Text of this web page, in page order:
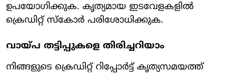
ഉപയോഗിക്കുക. കൃത്യമായ ഇടവേളകളില്‍
ക്രെഡിറ്റ് സ്‌കോര്‍ പരിശോധിക്കുക.
വായ്പ തട്ടിപ്പുകളെ തിരിച്ചറിയാം
നിങ്ങളുടെ ക്രെഡിറ്റ് റിപ്പോര്‍ട്ട് കൃത്യസമയത്ത്